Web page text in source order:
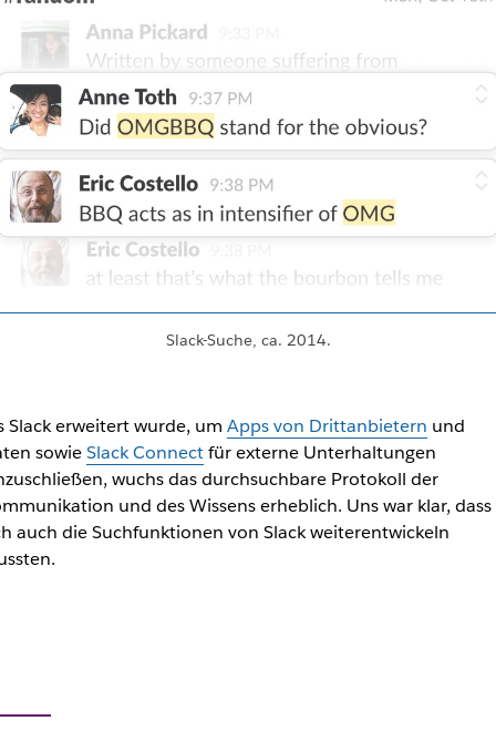
Slack-Suche, ca. 2014.
Slack erweitert wurde, um Apps von Drittanbietern und
sowieSlack Connectfür externe Unterhaltungen
wuchs das durchsuchbare Protokoll der
und des Wissens erheblich. Uns war klar, dass
auch die Suchfunktionen von Slack weiterentwickeln